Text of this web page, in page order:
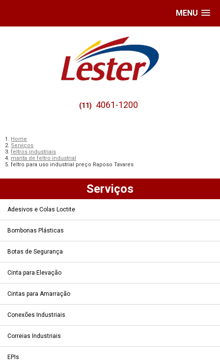
MENU
(11) 4061-1200
Home
Serviços
feltros industriais
manta de feltro industrial
feltro para uso industrial preço Raposo Tavares
Serviços
Adesivos e Colas Loctite
Bombonas Plásticas
Botas de Segurança
Cinta para Elevação
Cintas para Amarração
Conexões Industriais
Correias Industriais
EPIs